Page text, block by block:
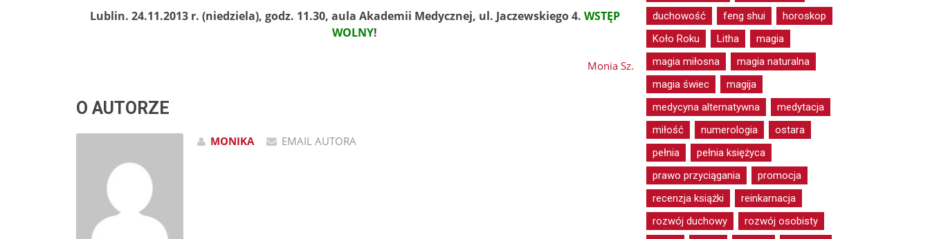
Lublin. 24.11.2013 r. (niedziela), godz. 11.30, aula Akademii Medycznej, ul. Jaczewskiego 4. WSTĘP
WOLNY!
Monia Sz.
O AUTORZE
MONIKA EMAIL AUTORA
duchowość
feng shui
horoskop
Koło Roku
Litha
magia
magia miłosna
magia naturalna
magia świec
magija
medycyna alternatywna
medytacja
miłość
numerologia
ostara
pełnia
pełnia księżyca
prawo przyciągania
promocja
recenzja książki
reinkarnacja
rozwój duchowy
rozwój osobisty